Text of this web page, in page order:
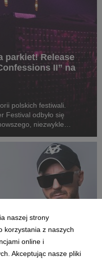
parkiet! Release
II” na
polskich festiwali.
Festival odbyło się
niezwykle
specjalnym wyda...
naszej strony
korzystania z naszych
online i
Akceptując nasze pliki